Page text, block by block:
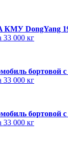
КМУ DongYang
33 000 кг
33 000 кг
бортовой
33 000 кг